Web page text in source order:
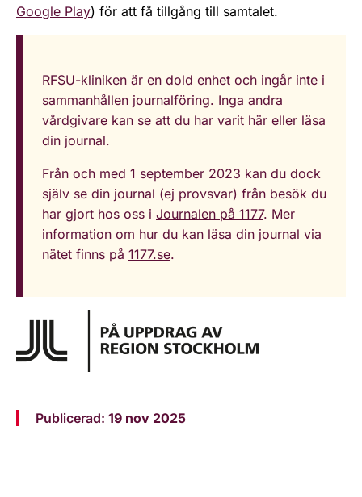
Google Play) för att få tillgång till samtalet.
RFSU-kliniken är en dold enhet och ingår inte i
sammanhållen journalföring. Inga andra
vårdgivare kan se att du har varit här eller läsa
din journal.
Från och med 1 september 2023 kan du dock
själv se din journal (ej provsvar) från besök du
har gjort hos oss i Journalen på 1177. Mer
information om hur du kan läsa din journal via
nätet finns på 1177.se.
Publicerad: 19 nov 2025